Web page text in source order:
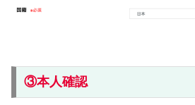
③本人確認